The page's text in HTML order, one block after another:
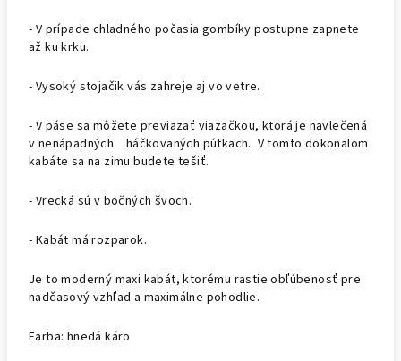
- V prípade chladného počasia gombíky postupne zapnete
až ku krku.
- Vysoký stojačik vás zahreje aj vo vetre.
- V páse sa môžete previazať viazačkou, ktorá je navlečená
v nenápadných háčkovaných pútkach. V tomto dokonalom
kabáte sa na zimu budete tešiť.
- Vrecká sú v bočných švoch.
- Kabát má rozparok.
Je to moderný maxi kabát, ktorému rastie obľúbenosť pre
nadčasový vzhľad a maximálne pohodlie.
Farba: hnedá káro